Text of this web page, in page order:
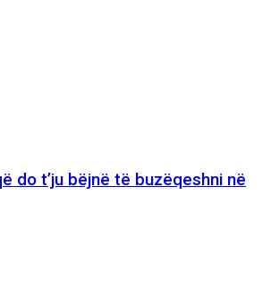
do t’ju bëjnë të buzëqeshni në